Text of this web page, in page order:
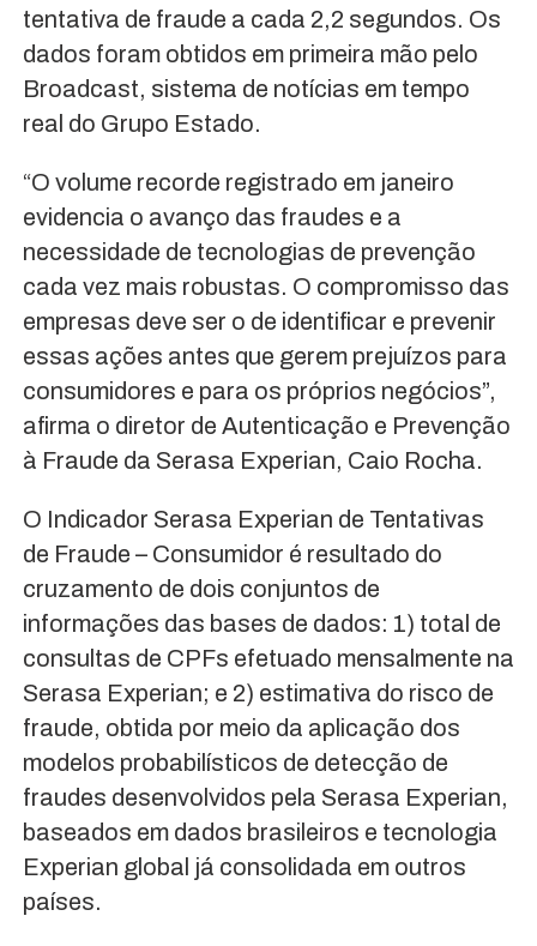
tentativa de fraude a cada 2,2 segundos. Os
dados foram obtidos em primeira mão pelo
Broadcast, sistema de notícias em tempo
real do Grupo Estado.
“O volume recorde registrado em janeiro
evidencia o avanço das fraudes e a
necessidade de tecnologias de prevenção
cada vez mais robustas. O compromisso das
empresas deve ser o de identificar e prevenir
essas ações antes que gerem prejuízos para
consumidores e para os próprios negócios”,
afirma o diretor de Autenticação e Prevenção
à Fraude da Serasa Experian, Caio Rocha.
O Indicador Serasa Experian de Tentativas
de Fraude – Consumidor é resultado do
cruzamento de dois conjuntos de
informações das bases de dados: 1) total de
consultas de CPFs efetuado mensalmente na
Serasa Experian; e 2) estimativa do risco de
fraude, obtida por meio da aplicação dos
modelos probabilísticos de detecção de
fraudes desenvolvidos pela Serasa Experian,
baseados em dados brasileiros e tecnologia
Experian global já consolidada em outros
países.